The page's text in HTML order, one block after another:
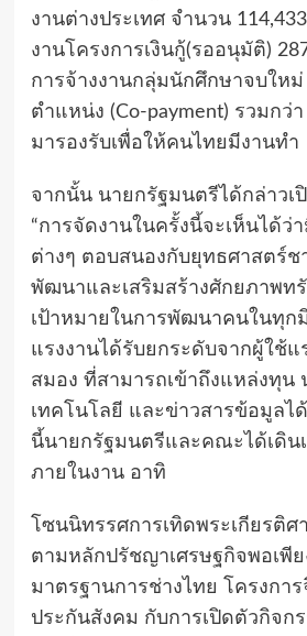
งานต่างประเทศ จำนวน
งานโครงการเงินกู้(รออนุมัติ)
การจ้างงานกลุ่มนักศึกษาจบใหม่
ตำแหน่ง (Co-payment) รวมกว่
มารองรับเพื่อให้คนไทยมีงานทำ
จากนั้น นายกรัฐมนตรีได้กล่าวเ
“การจัดงานในครั้งนี้จะเห็นได้ว่
ต่างๆ ตอบสนองกับยุทธศาสตร์ช
พัฒนาและเสริมสร้างศักยภาพท
เป้าหมายในการพัฒนาคนในทุก
แรงงานได้รับยกระดับจากผู้ใช้แ
สมอง ที่สามารถเข้าถึงแหล่งทุน
เทคโนโลยี และข่าวสารข้อมูลไ
นี้นายกรัฐมนตรีและคณะได้เดิน
ภายในงาน อาทิ
โซนนิทรรศการเทิดพระเกียรติศ
ตามหลักปรัชญาเศรษฐกิจพอเพี
มาตรฐานการช่างไทย โครงกา
ประกันสังคม กับการเปิดตัวกิจก